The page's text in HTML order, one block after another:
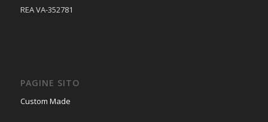
REA VA-352781
PAGINE SITO
Custom Made